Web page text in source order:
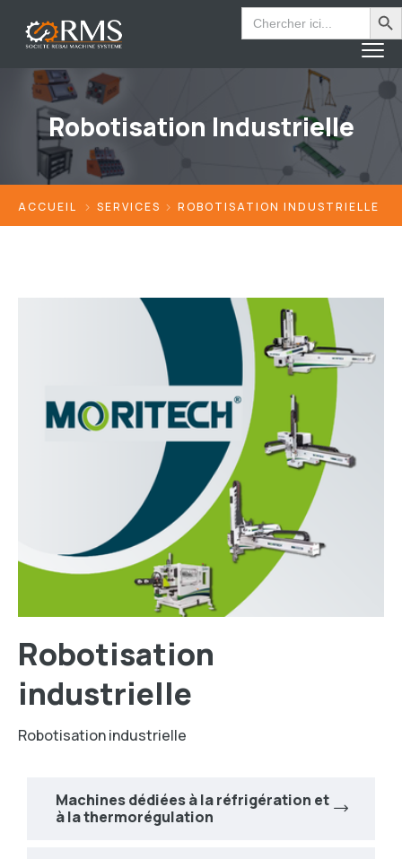
Search
for:
Search
Robotisation Industrielle
ACCUEIL SERVICES ROBOTISATION INDUSTRIELLE
Robotisation
industrielle
Robotisation industrielle
Machines dédiées à la réfrigération et
à la thermorégulation